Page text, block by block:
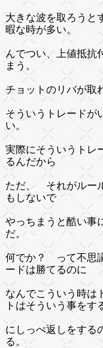
大きな波を取ろうと
暇な時が多い。
んでつい、上値抵抗
まう。
チョットのリバが
そういうトレードが
い。
実際にそういうトレ
るんだから
ただ、 それがルー
もしないで
やっちまうと酷い
だ。
何でか？ って不思
ードは勝てるのに
なんでこういう時
トはそういう事をす
にしっぺ返しをす
る。